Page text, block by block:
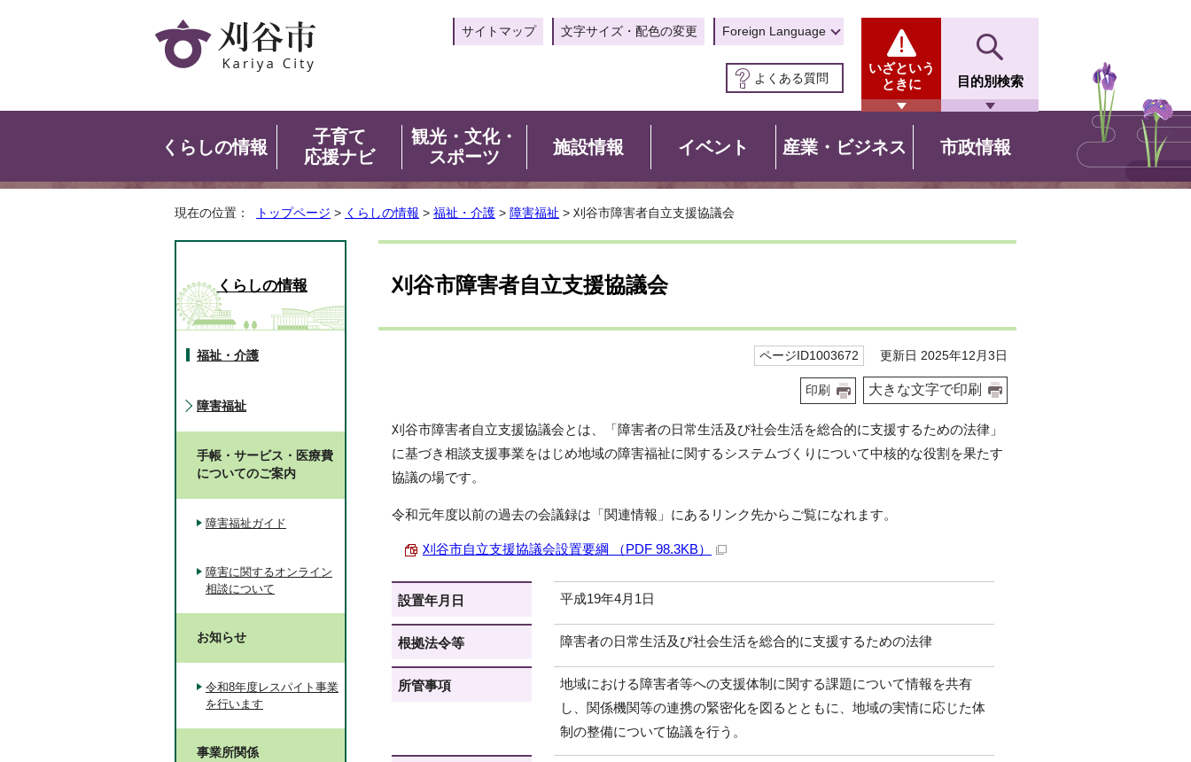
サイトマップ 文字サイズ・配色の変更 Foreign Language
よくある質問
いざという
ときに
目的別検索
くらしの情報
子育て
応援ナビ
観光・文化・
スポーツ
施設情報 イベント 産業・ビジネス 市政情報
現在の位置： トップページ > くらしの情報 > 福祉・介護 > 障害福祉 > 刈谷市障害者自立支援協議会
刈谷市障害者自立支援協議会
ページID1003672 更新日 2025年12月3日
印刷 大きな文字で印刷
刈谷市障害者自立支援協議会とは、「障害者の日常生活及び社会生活を総合的に支援するための法律」
に基づき相談支援事業をはじめ地域の障害福祉に関するシステムづくりについて中核的な役割を果たす
協議の場です。
令和元年度以前の過去の会議録は「関連情報」にあるリンク先からご覧になれます。
刈谷市自立支援協議会設置要綱 （PDF 98.3KB）
設置年月日 平成19年4月1日
根拠法令等 障害者の日常生活及び社会生活を総合的に支援するための法律
所管事項
地域における障害者等への支援体制に関する課題について情報を共有
し、関係機関等の連携の緊密化を図るとともに、地域の実情に応じた体
制の整備について協議を行う。
くらしの情報
福祉・介護
障害福祉
手帳・サービス・医療費
についてのご案内
障害福祉ガイド
障害に関するオンライン
相談について
お知らせ
令和8年度レスパイト事業
を行います
事業所関係